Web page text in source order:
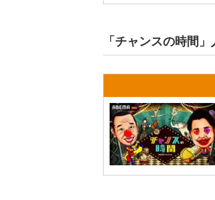
「チャンスの時間